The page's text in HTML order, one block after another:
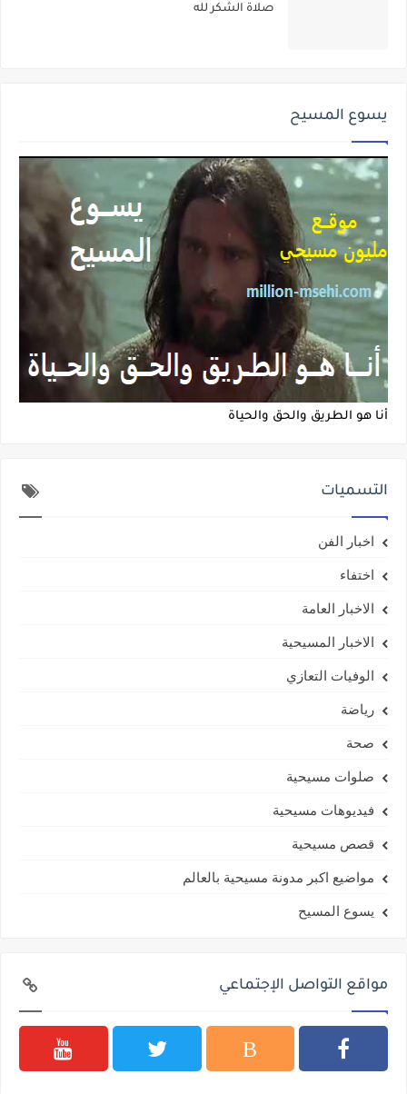
صلاة الشكر لله
يسوع المسيح
أنا هو الطريق والحق والحياة
التسميات
اخبار الفن
اختفاء
الاخبار العامة
الاخبار المسيحية
الوفيات التعازي
رياضة
صحة
صلوات مسيحية
فيديوهات مسيحية
قصص مسيحية
مواضيع اكبر مدونة مسيحية بالعالم
يسوع المسيح
مواقع التواصل الإجتماعي